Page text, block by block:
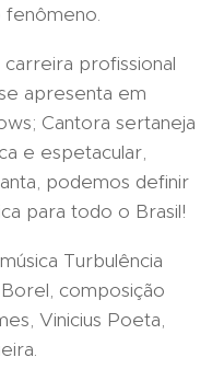
fenômeno.
profissional
apresenta em
Cantora sertaneja
e espetacular,
podemos definir
para todo o Brasil!
Turbulência
composição
Vinicius Poeta,